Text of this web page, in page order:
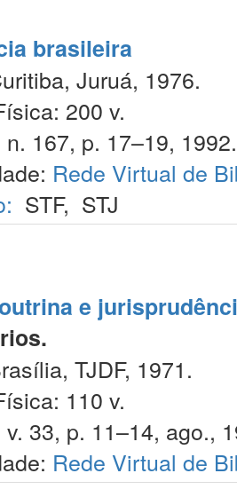
brasileira
Juruá, 1976.
200 v.
167, p. 17–19, 1992.
Rede Virtual de
STF, STJ
e
TJDF, 1971.
110 v.
33, p. 11–14, ago.,
Rede Virtual de